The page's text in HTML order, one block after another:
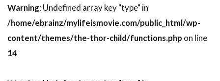
ジョー・ジョンストン
ジョー・スター
Warning: Undefined array key "type" in
/home/ebrainz/mylifeismovie.com/public_html/wp-
content/themes/the-thor-child/functions.php on line
14